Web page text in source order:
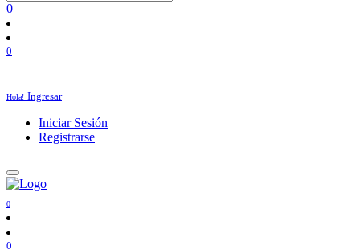
0
0
Hola! Ingresar
Iniciar Sesión
Registrarse
0
0